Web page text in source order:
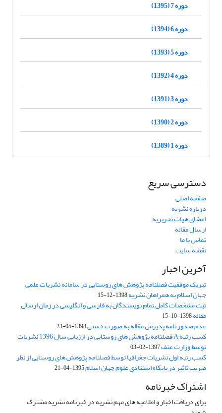
دوره 7 (1395)
دوره 6 (1394)
دوره 5 (1393)
دوره 4 (1392)
دوره 3 (1391)
دوره 2 (1390)
دوره 1 (1389)
دسترسی سریع
صفحه اصلی
درباره نشریه
اعضای هیات تحریریه
ارسال مقاله
تماس با ما
نقشه سایت
آخرین اخبار
تبریک موفقیت فصلنامه پژوهش های روستایی در سامانه نشریات علمی
جهان اسلام به همراهان نشریه1398-12-15
ثبت مشخصات کامل تمام نویسندگان به فارسی و انگلیسی در زمان ارسال
مقاله1398-10-15
عدم صدور نامه پذیرش مقاله به صورت دستی1398-05-23
کسب رتبه A فصلنامه پژوهش های روستایی در ارزیابی سال 1396 نشریات
توسط وزارت عتف1397-02-03
کسب رتبه اول نشریات جغرافیا توسط فصلنامه پژوهش های روستایی از نظر
ضریب تاثیر در پایگاه استنادی علوم جهان اسلام1395-04-21
اشتراک خبرنامه
برای دریافت اخبار و اطلاعیه های مهم نشریه در خبرنامه نشریه مشترک